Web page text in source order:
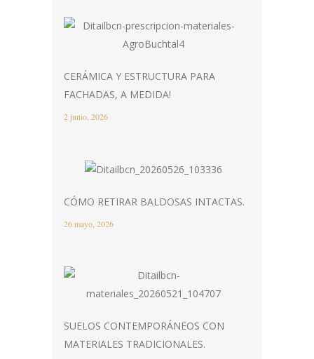
CERÁMICA Y ESTRUCTURA PARA
FACHADAS, A MEDIDA!
2 junio, 2026
CÓMO RETIRAR BALDOSAS INTACTAS.
26 mayo, 2026
SUELOS CONTEMPORÁNEOS CON
MATERIALES TRADICIONALES.